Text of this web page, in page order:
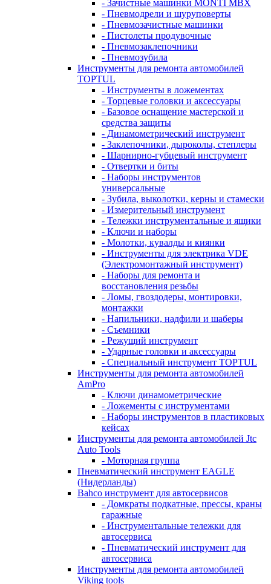
- Зачистные машинки MONTI MBX
- Пневмодрели и шуруповерты
- Пневмозачистные машинки
- Пистолеты продувочные
- Пневмозаклепочники
- Пневмозубила
Инструменты для ремонта автомобилей
TOPTUL
- Инструменты в ложементах
- Торцевые головки и аксессуары
- Базовое оснащение мастерской и
средства защиты
- Динамометрический инструмент
- Заклепочники, дыроколы, степлеры
- Шарнирно-губцевый инструмент
- Отвертки и биты
- Наборы инструментов
универсальные
- Зубила, выколотки, керны и стамески
- Измерительный инструмент
- Тележки инструментальные и ящики
- Ключи и наборы
- Молотки, кувалды и киянки
- Инструменты для электрика VDE
(Электромонтажный инструмент)
- Наборы для ремонта и
восстановления резьбы
- Ломы, гвоздодеры, монтировки,
монтажки
- Напильники, надфили и шаберы
- Съемники
- Режущий инструмент
- Ударные головки и аксессуары
- Специальный инструмент TOPTUL
Инструменты для ремонта автомобилей
AmPro
- Ключи динамометрические
- Ложементы с инструментами
- Наборы инструментов в пластиковых
кейсах
Инструменты для ремонта автомобилей Jtc
Auto Tools
- Моторная группа
Пневматический инструмент EAGLE
(Нидерланды)
Bahco инструмент для автосервисов
- Домкраты подкатные, прессы, краны
гаражные
- Инструментальные тележки для
автосервиса
- Пневматический инструмент для
автосервиса
Инструменты для ремонта автомобилей
Viking tools